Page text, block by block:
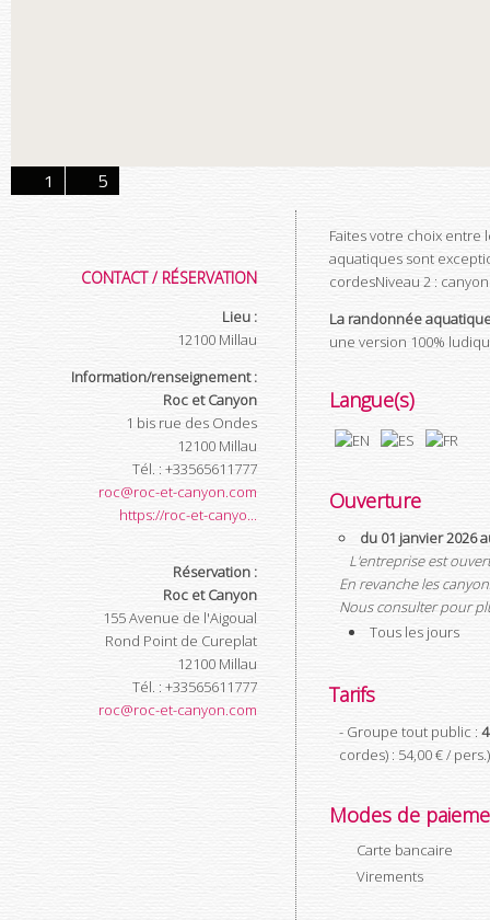
1 5
CONTACT / RÉSERVATION
Lieu :
12100 Millau
Information/renseignement :
Roc et Canyon
1 bis rue des Ondes
12100 Millau
Tél. : +33565611777
roc@roc-et-canyon.com
https://roc-et-canyo...
Réservation :
Roc et Canyon
155 Avenue de l'Aigoual
Rond Point de Cureplat
12100 Millau
Tél. : +33565611777
roc@roc-et-canyon.com
Faites votre choix entre
aquatiques sont
cordesNiveau 2 :
La randonnée
une version 100%
Langue(s)
Ouverture
du 01 janvier 2026
L'entreprise est
En revanche les
Nous consulter pour
Tous les jours
Tarifs
- Groupe tout public :
cordes) : 54,00 € / pers.)
Modes de
Carte bancaire
Virements